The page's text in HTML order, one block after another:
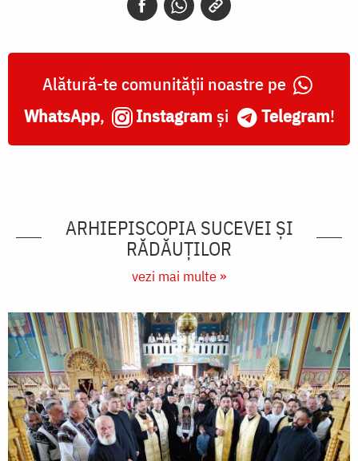
Alătură-te comunității noastre pe
WhatsApp, Instagram și Telegram!
ARHIEPISCOPIA SUCEVEI ŞI
RĂDĂUŢILOR
vezi mai multe »